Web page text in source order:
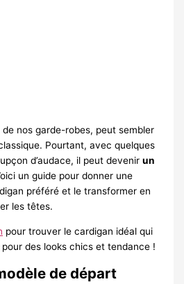
nos garde-robes, peut sembler
Pourtant, avec quelques
d’audace, il peut devenirun
un guide pour donner une
préféré et le transformer en
les têtes.
pour trouver le cardigan idéal qui
des looks chics et tendance !
de départ